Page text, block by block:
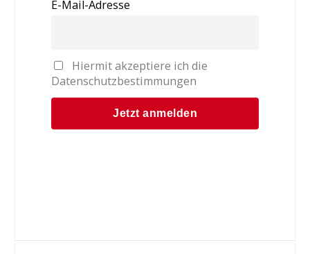
E-Mail-Adresse
Hiermit akzeptiere ich die
Datenschutzbestimmungen